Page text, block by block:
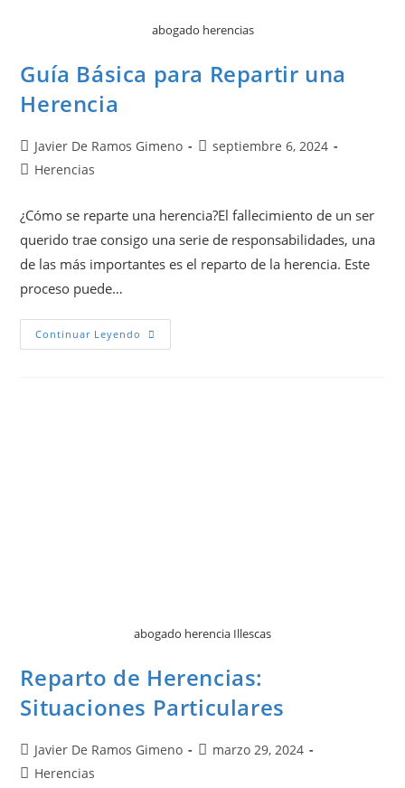
abogado herencias
Guía Básica para Repartir una
Herencia
Javier De Ramos Gimeno
septiembre 6, 2024
Herencias
¿Cómo se reparte una herencia?El fallecimiento de un ser
querido trae consigo una serie de responsabilidades, una
de las más importantes es el reparto de la herencia. Este
proceso puede…
Continuar Leyendo
abogado herencia Illescas
Reparto de Herencias:
Situaciones Particulares
Javier De Ramos Gimeno
marzo 29, 2024
Herencias